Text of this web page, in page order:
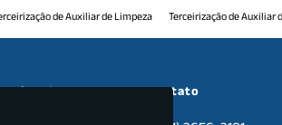
de Auxiliar de Limpeza Terceirização de Auxiliar
Comercial Terceirização de Manutenção Predial
Contato